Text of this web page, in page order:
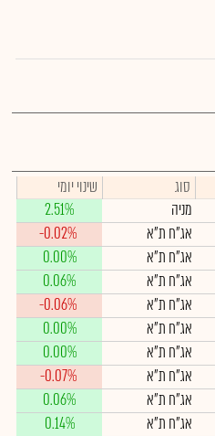
סוג
שינוי יומי
מניה
2.51%
אג"ח ת"א
-0.02%
אג"ח ת"א
0.00%
אג"ח ת"א
0.06%
אג"ח ת"א
-0.06%
אג"ח ת"א
0.00%
אג"ח ת"א
0.00%
אג"ח ת"א
-0.07%
אג"ח ת"א
0.06%
אג"ח ת"א 0.14%